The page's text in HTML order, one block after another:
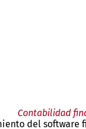
Contabilidad
del software